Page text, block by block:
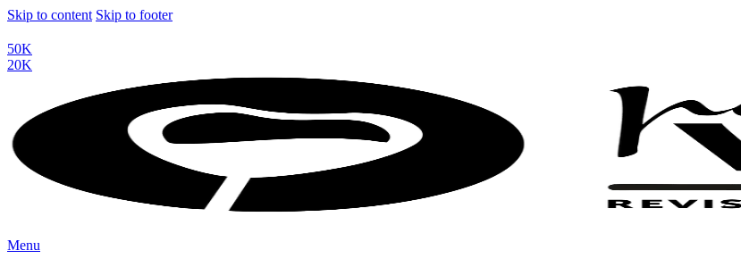
Skip to content Skip to footer
50K
20K
Menu